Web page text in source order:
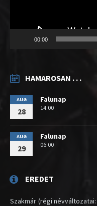
00:00
HAMAROSAN . . .
AUG
28
Falunap
14:00
AUG
29
Falunap
06:00
EREDET
Szakmár (régi